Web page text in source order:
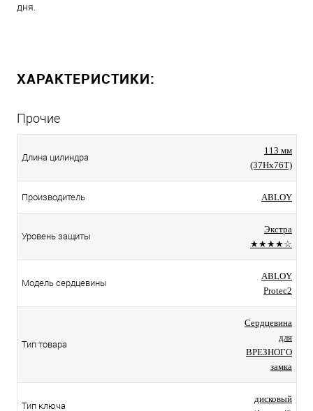
дня.
ХАРАКТЕРИСТИКИ:
Прочие
Длина цилиндра
113 мм
(37Hx76T)
Производитель ABLOY
Уровень защиты
Экстра
★★★★☆
Модель сердцевины
ABLOY
Protec2
Тип товара
Сердцевина
для
ВРЕЗНОГО
замка
Тип ключа
дисковый